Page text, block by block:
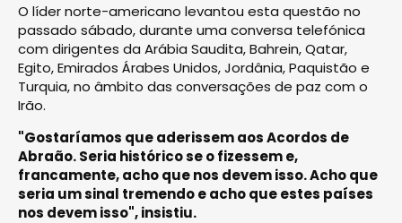
O líder norte-americano levantou esta questão no
passado sábado, durante uma conversa telefónica
com dirigentes da Arábia Saudita, Bahrein, Qatar,
Egito, Emirados Árabes Unidos, Jordânia, Paquistão e
Turquia, no âmbito das conversações de paz com o
Irão.
"Gostaríamos que aderissem aos Acordos de
Abraão. Seria histórico se o fizessem e,
francamente, acho que nos devem isso. Acho que
seria um sinal tremendo e acho que estes países
nos devem isso", insistiu.